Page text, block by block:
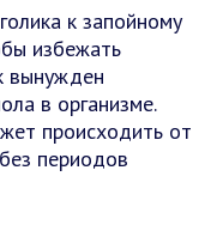
к запойному
избежать
вынужден
в организме.
происходить от
периодов